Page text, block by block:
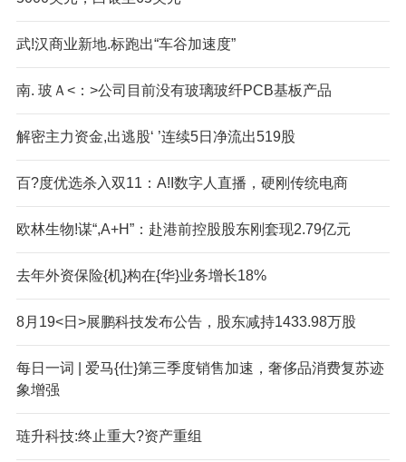
武!汉商业新地.标跑出“车谷加速度”
南. 玻Ａ<：>公司目前没有玻璃玻纤PCB基板产品
解密主力资金,出逃股‘ ’连续5日净流出519股
百?度优选杀入双11：A!I数字人直播，硬刚传统电商
欧林生物!谋“,A+H”：赴港前控股股东刚套现2.79亿元
去年外资保险{机}构在{华}业务增长18%
8月19<日>展鹏科技发布公告，股东减持1433.98万股
每日一词 | 爱马{仕}第三季度销售加速，奢侈品消费复苏迹
象增强
琏升科技:终止重大?资产重组